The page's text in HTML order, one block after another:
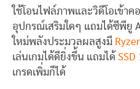
ใช้โอนไฟล์ภาพและวิดีโอเข้าค
อุปกรณ์เสริมใดๆ แถมได้ซีพียู
ใหม่พลังประมวลผลสูงมี
เล่นเกมได้ดียิ่งขึ้น แถมได้ SSD
เกรดเพิ่มก็ได้